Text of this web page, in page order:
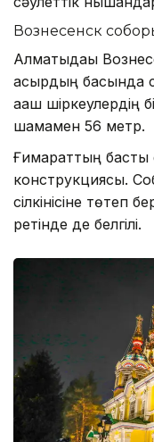
Вознесенск
Алматыдағы
ғасырдың басында
ағаш шіркеулердің
шамамен 56 метр.
Ғимараттың басты
конструкциясы.
сілкінісіне төтеп
ретінде де белгілі.